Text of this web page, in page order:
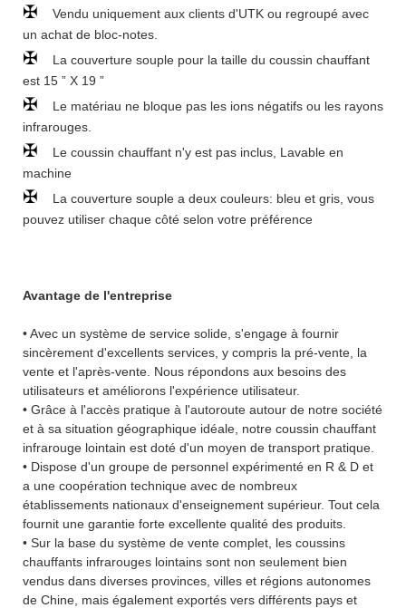
✠
Vendu uniquement aux clients d'UTK ou regroupé avec
un achat de bloc-notes.
✠
La couverture souple pour la taille du coussin chauffant
est 15 ” X 19 ”
✠
Le matériau ne bloque pas les ions négatifs ou les rayons
infrarouges.
✠
Le coussin chauffant n'y est pas inclus, Lavable en
machine
✠
La couverture souple a deux couleurs: bleu et gris, vous
pouvez utiliser chaque côté selon votre préférence
Avantage de l'entreprise
• Avec un système de service solide, s'engage à fournir
sincèrement d'excellents services, y compris la pré-vente, la
vente et l'après-vente. Nous répondons aux besoins des
utilisateurs et améliorons l'expérience utilisateur.
• Grâce à l'accès pratique à l'autoroute autour de notre société
et à sa situation géographique idéale, notre coussin chauffant
infrarouge lointain est doté d'un moyen de transport pratique.
• Dispose d'un groupe de personnel expérimenté en R & D et
a une coopération technique avec de nombreux
établissements nationaux d'enseignement supérieur. Tout cela
fournit une garantie forte excellente qualité des produits.
• Sur la base du système de vente complet, les coussins
chauffants infrarouges lointains sont non seulement bien
vendus dans diverses provinces, villes et régions autonomes
de Chine, mais également exportés vers différents pays et